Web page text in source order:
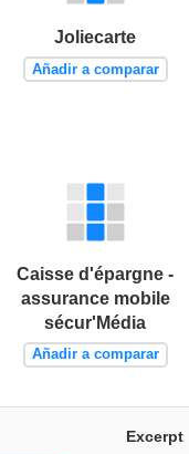
Joliecarte
Añadir a comparar
Caisse d'épargne -
assurance mobile
sécur'Média
Añadir a comparar
Excerpt